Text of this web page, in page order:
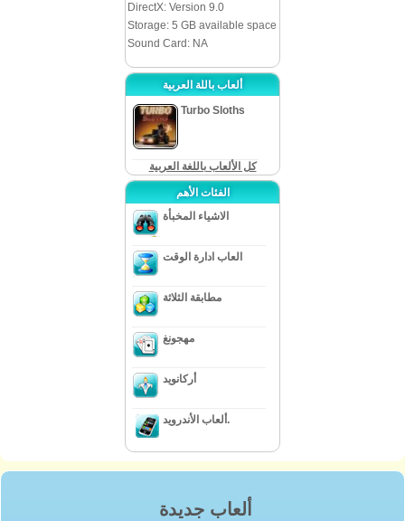
DirectX: Version 9.0
Storage: 5 GB available space
Sound Card: NA
ألعاب باللة العربية
Turbo Sloths
كل الألعاب باللغة العربية
الفئات الأهم
الاشياء المخبأة
العاب ادارة الوقت
مطابقة الثلاثة
مهجونغ
أركانويد
ألعاب الأندرويد.
ألعاب جديدة